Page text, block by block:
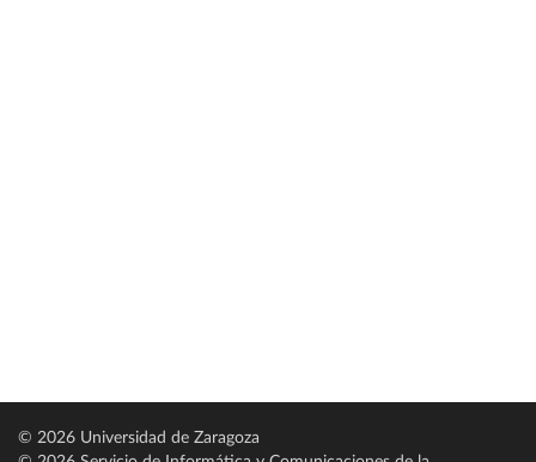
© 2026 Universidad de Zaragoza